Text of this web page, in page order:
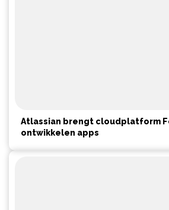
Atlassian brengt cloudplatform
ontwikkelen apps